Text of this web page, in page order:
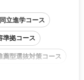
立進学コース
準拠コース
薦型選抜対策コース